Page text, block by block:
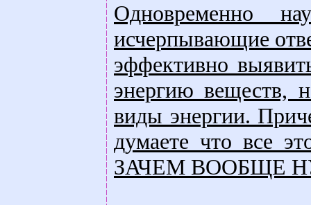
Одновременно
исчерпывающие
эффективно
энергию веществ,
виды энергии.
думаете что все
ЗАЧЕМ ВООБЩЕ